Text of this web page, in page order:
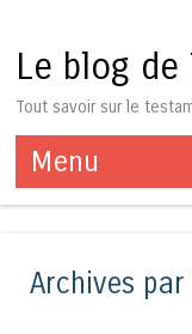
Le blog de
Tout savoir sur le
Menu
Aller au contenu
Archives